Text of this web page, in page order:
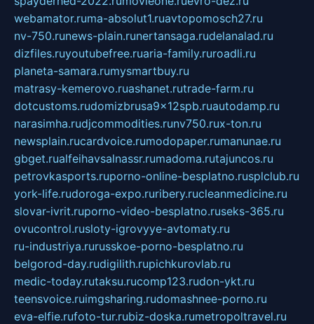
webamator.ruma-absolut1.ruavtopomosch27.ru
nv-750.runews-plain.runertansaga.rudelanalad.ru
dizfiles.ruyoutubefree.ruaria-family.ruroadli.ru
planeta-samara.rumysmartbuy.ru
matrasy-kemerovo.ruashanet.rutrade-farm.ru
dotcustoms.rudomizbrusa9x12spb.ruautodamp.ru
narasimha.rudjcommodities.runv750.rux-ton.ru
newsplain.rucardvoice.rumodopaper.rumanunae.ru
gbget.rualfeihavsalnassr.rumadoma.rutajuncos.ru
petrovkasports.ruporno-online-besplatno.rusplclub.ru
york-life.rudoroga-expo.ruribery.rucleanmedicine.ru
slovar-ivrit.ruporno-video-besplatno.ruseks-365.ru
ovucontrol.rusloty-igrovyye-avtomaty.ru
ru-industriya.rurusskoe-porno-besplatno.ru
belgorod-day.rudigilith.rupichkurovlab.ru
medic-today.rutaksu.rucomp123.rudon-ykt.ru
teensvoice.ruimgsharing.rudomashnee-porno.ru
eva-elfie.rufoto-tur.rubiz-doska.rumetropoltravel.ru